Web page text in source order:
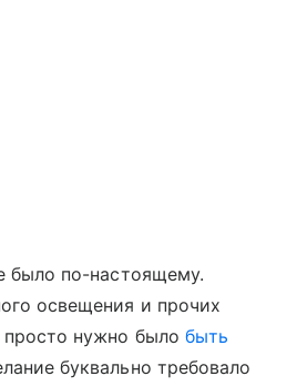
было по-настоящему.
освещения и прочих
нужно было быть
буквально требовало